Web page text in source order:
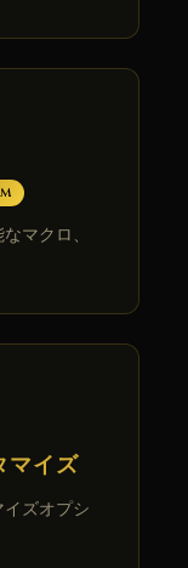
マクロ、
マイズ
ズオプシ